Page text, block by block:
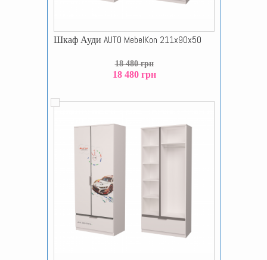
Шкаф Ауди AUTO MebelKon 211x90x50
18 480 грн
18 480 грн